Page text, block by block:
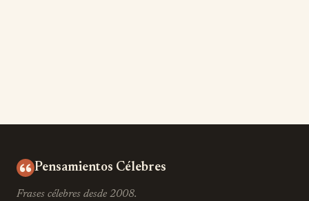
Pensamientos Célebres
Frases célebres desde 2008.